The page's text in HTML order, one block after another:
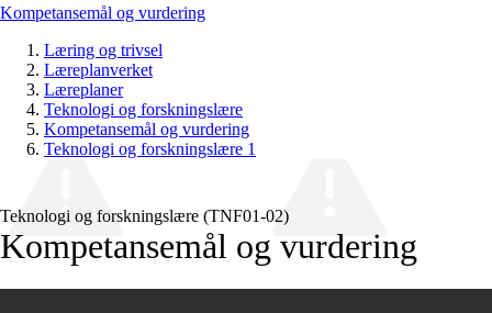
Kompetansemål og vurdering
Læring og trivsel
Læreplanverket
Læreplaner
Teknologi og forskningslære
Kompetansemål og vurdering
Teknologi og forskningslære 1
Teknologi og forskningslære (TNF01‑02)
Kompetansemål og vurdering